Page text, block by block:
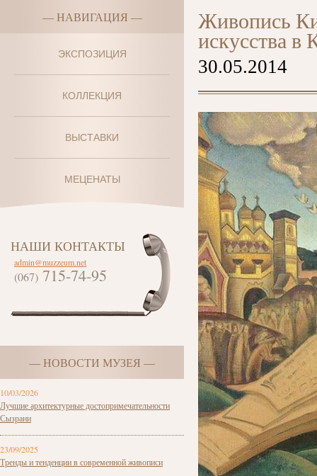
— НАВИГАЦИЯ —
ЭКСПОЗИЦИЯ
КОЛЛЕКЦИЯ
ВЫСТАВКИ
МЕЦЕНАТЫ
НАШИ КОНТАКТЫ
admin@muzzeum.net
(067) 715-74-95
— НОВОСТИ МУЗЕЯ —
10/03/2026
Лучшие архитектурные достопримечательности
Сызрани
23/09/2025
Тренды и тенденции в современной живописи
Живопись
искусства в
30.05.2014